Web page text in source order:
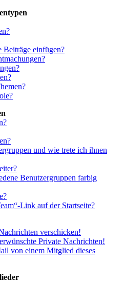
einfügen?
und wie trete ich ihnen
Benutzergruppen farbig
Link auf der Startseite?
verschicken!
Private Nachrichten!
von einem Mitglied dieses